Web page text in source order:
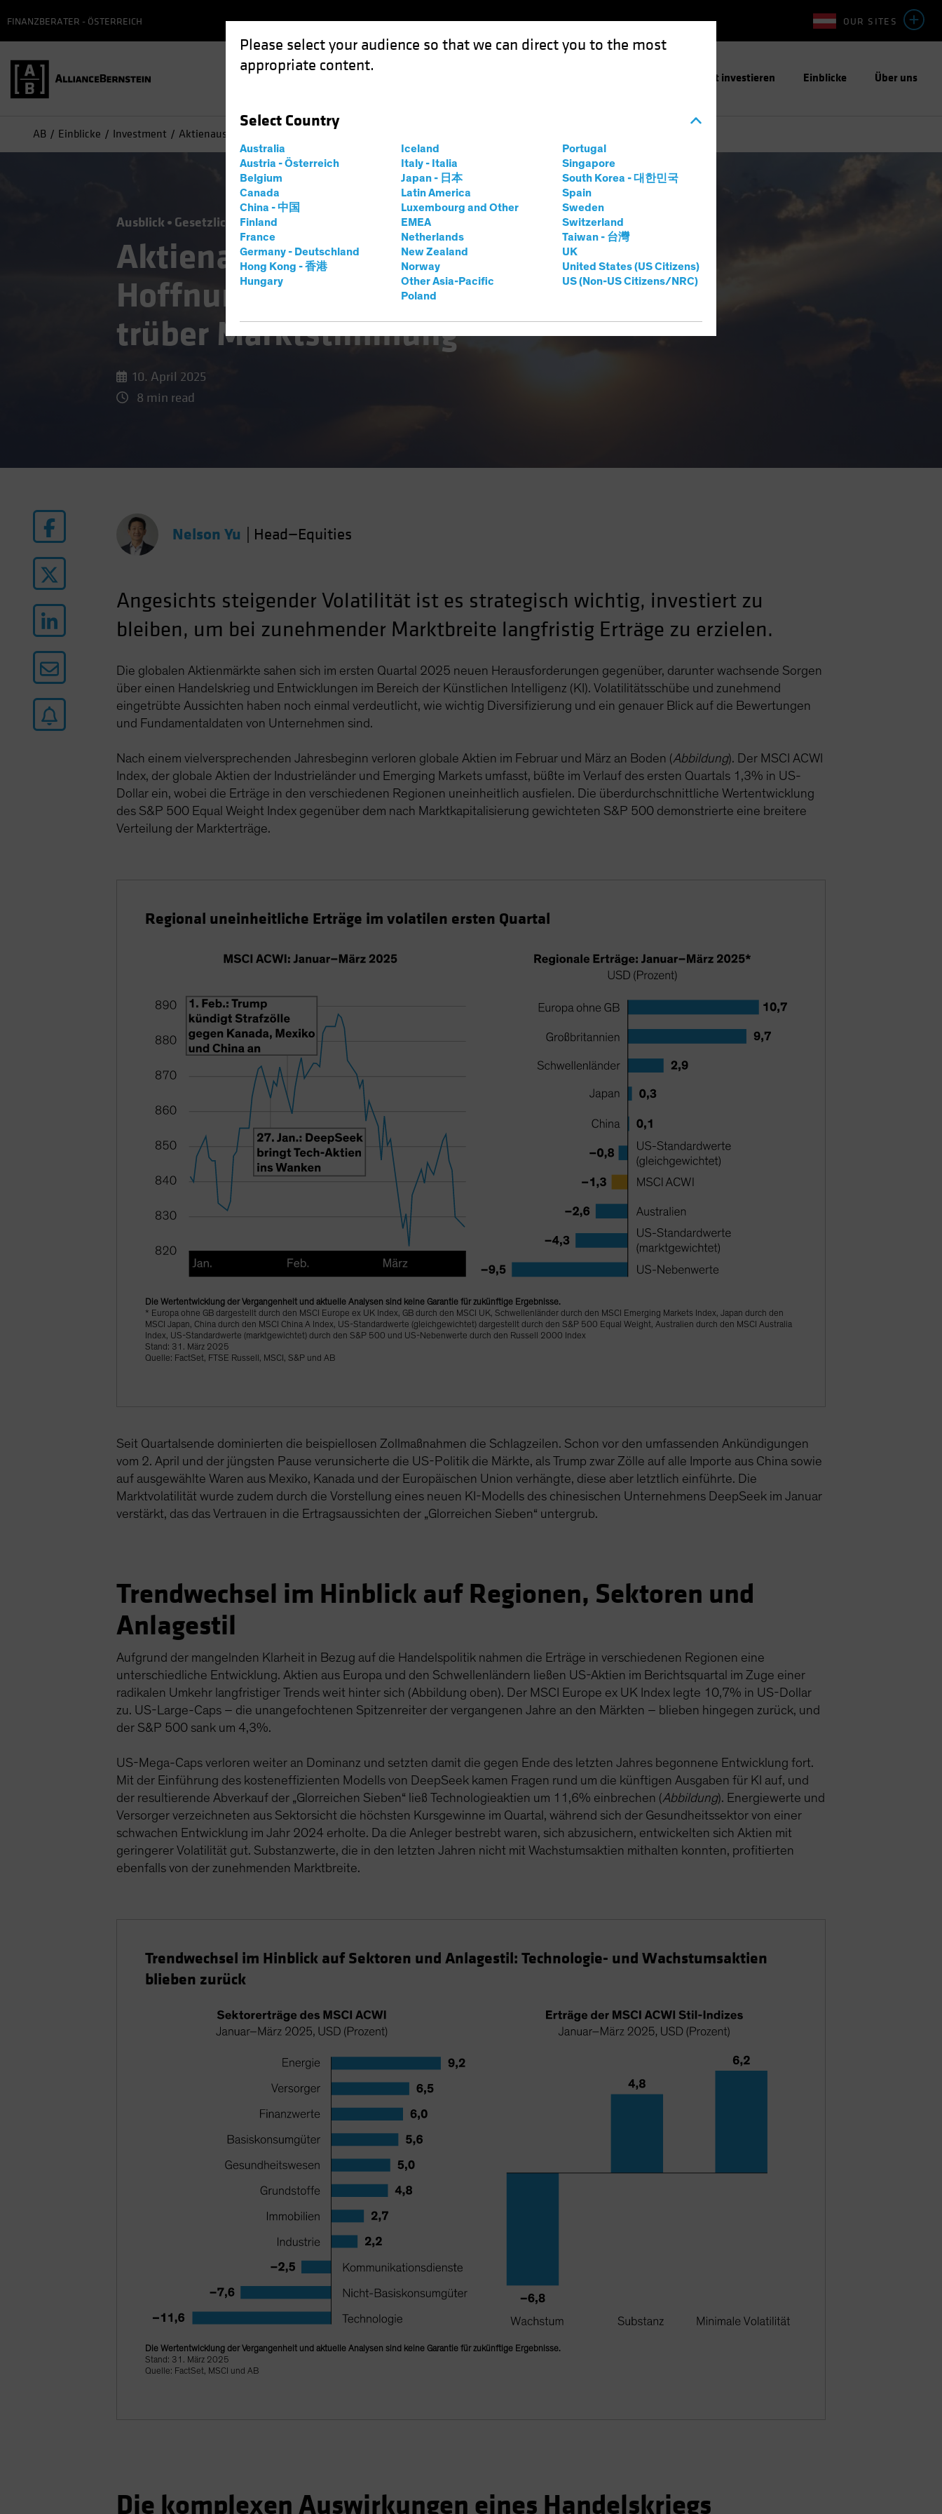
Please select your audience so that we can direct you to the most
appropriate content.
Select Country
Australia
Austria - Österreich
Belgium
Canada
China - 中国
Finland
France
Germany - Deutschland
Hong Kong - 香港
Hungary
Iceland
Italy - Italia
Japan - 日本
Latin America
Luxembourg and Other
EMEA
Netherlands
New Zealand
Norway
Other Asia-Pacific
Poland
Portugal
Singapore
South Korea - 대한민국
Spain
Sweden
Switzerland
Taiwan - 台灣
UK
United States (US Citizens)
US (Non-US Citizens/NRC)
OUR SITES
FINANZBERATER - ÖSTERREICH
Verantwortungsbewusst investieren Einblicke Über uns
AB Einblicke Investment Aktienausblick: Hoffnungsschimmer inmitten trüber Marktstimmung
Ausblick Gesetzliche Auflagen Künstliche Intelligenz (KI) Volatilität Aktien
Aktienausblick:
Hoffnungsschimmer inmitten
trüber Marktstimmung
10. April 2025
8 min read
Nelson Yu Head—Equities
Angesichts steigender Volatilität ist es strategisch wichtig, investiert zu
bleiben, um bei zunehmender Marktbreite langfristig Erträge zu erzielen.
Die globalen Aktienmärkte sahen sich im ersten Quartal 2025 neuen Herausforderungen gegenüber, darunter wachsende Sorgen
über einen Handelskrieg und Entwicklungen im Bereich der Künstlichen Intelligenz (KI). Volatilitätsschübe und zunehmend
eingetrübte Aussichten haben noch einmal verdeutlicht, wie wichtig Diversifizierung und ein genauer Blick auf die Bewertungen
und Fundamentaldaten von Unternehmen sind.
Nach einem vielversprechenden Jahresbeginn verloren globale Aktien im Februar und März an Boden (Abbildung). Der MSCI ACWI
Index, der globale Aktien der Industrieländer und Emerging Markets umfasst, büßte im Verlauf des ersten Quartals 1,3% in US-
Dollar ein, wobei die Erträge in den verschiedenen Regionen uneinheitlich ausfielen. Die überdurchschnittliche Wertentwicklung
des S&P 500 Equal Weight Index gegenüber dem nach Marktkapitalisierung gewichteten S&P 500 demonstrierte eine breitere
Verteilung der Markterträge.
Regional uneinheitliche Erträge im volatilen ersten Quartal
Die Wertentwicklung der Vergangenheit und aktuelle Analysen sind keine Garantie für zukünftige Ergebnisse.
* Europa ohne GB dargestellt durch den MSCI Europe ex UK Index, GB durch den MSCI UK, Schwellenländer durch den MSCI Emerging Markets Index, Japan durch den
MSCI Japan, China durch den MSCI China A Index, US-Standardwerte (gleichgewichtet) dargestellt durch den S&P 500 Equal Weight, Australien durch den MSCI Australia
Index, US-Standardwerte (marktgewichtet) durch den S&P 500 und US-Nebenwerte durch den Russell 2000 Index
Stand: 31. März 2025
Quelle: FactSet, FTSE Russell, MSCI, S&P und AB
Seit Quartalsende dominierten die beispiellosen Zollmaßnahmen die Schlagzeilen. Schon vor den umfassenden Ankündigungen
vom 2. April und der jüngsten Pause verunsicherte die US-Politik die Märkte, als Trump zwar Zölle auf alle Importe aus China sowie
auf ausgewählte Waren aus Mexiko, Kanada und der Europäischen Union verhängte, diese aber letztlich einführte. Die
Marktvolatilität wurde zudem durch die Vorstellung eines neuen KI-Modells des chinesischen Unternehmens DeepSeek im Januar
verstärkt, das das Vertrauen in die Ertragsaussichten der „Glorreichen Sieben“ untergrub.
Trendwechsel im Hinblick auf Regionen, Sektoren und
Anlagestil
Aufgrund der mangelnden Klarheit in Bezug auf die Handelspolitik nahmen die Erträge in verschiedenen Regionen eine
unterschiedliche Entwicklung. Aktien aus Europa und den Schwellenländern ließen US-Aktien im Berichtsquartal im Zuge einer
radikalen Umkehr langfristiger Trends weit hinter sich (Abbildung oben). Der MSCI Europe ex UK Index legte 10,7% in US-Dollar
zu. US-Large-Caps – die unangefochtenen Spitzenreiter der vergangenen Jahre an den Märkten – blieben hingegen zurück, und
der S&P 500 sank um 4,3%.
US-Mega-Caps verloren weiter an Dominanz und setzten damit die gegen Ende des letzten Jahres begonnene Entwicklung fort.
Mit der Einführung des kosteneffizienten Modells von DeepSeek kamen Fragen rund um die künftigen Ausgaben für KI auf, und
der resultierende Abverkauf der „Glorreichen Sieben“ ließ Technologieaktien um 11,6% einbrechen (Abbildung). Energiewerte und
Versorger verzeichneten aus Sektorsicht die höchsten Kursgewinne im Quartal, während sich der Gesundheitssektor von einer
schwachen Entwicklung im Jahr 2024 erholte. Da die Anleger bestrebt waren, sich abzusichern, entwickelten sich Aktien mit
geringerer Volatilität gut. Substanzwerte, die in den letzten Jahren nicht mit Wachstumsaktien mithalten konnten, profitierten
ebenfalls von der zunehmenden Marktbreite.
Trendwechsel im Hinblick auf Sektoren und Anlagestil: Technologie- und Wachstumsaktien
blieben zurück
Die Wertentwicklung der Vergangenheit und aktuelle Analysen sind keine Garantie für zukünftige Ergebnisse.
Stand: 31. März 2025
Quelle: FactSet, MSCI und AB
Die komplexen Auswirkungen eines Handelskriegs